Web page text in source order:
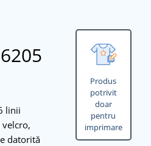
Produs
potrivit
doar
pentru
imprimare
linii
datorită